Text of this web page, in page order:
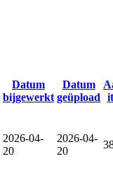
Datum
bijgewerkt
Datum
geüpload
2026-04-
20
2026-04-
20